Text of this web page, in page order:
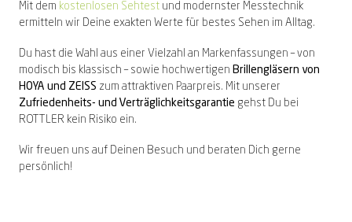
Mit dem kostenlosen Sehtest und modernster Messtechnik
ermitteln wir Deine exakten Werte für bestes Sehen im Alltag.
Du hast die Wahl aus einer Vielzahl an Markenfassungen – von
modisch bis klassisch – sowie hochwertigen Brillengläsern von
HOYA und ZEISS zum attraktiven Paarpreis. Mit unserer
Zufriedenheits- und Verträglichkeitsgarantie gehst Du bei
ROTTLER kein Risiko ein.
Wir freuen uns auf Deinen Besuch und beraten Dich gerne
persönlich!